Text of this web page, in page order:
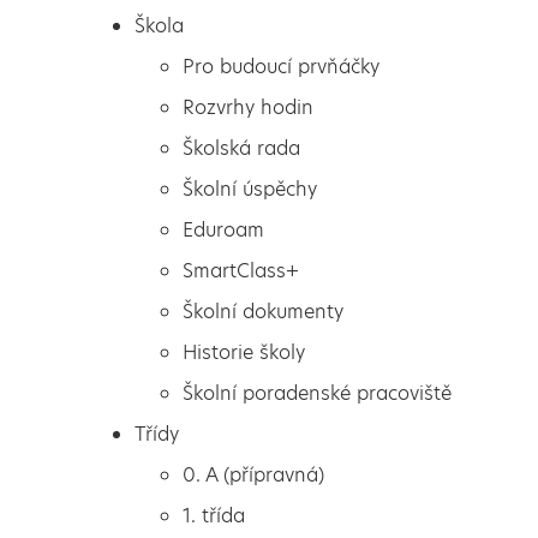
Pro budoucí prvňáčky
Rozvrhy hodin
Školská rada
Škola
Pro budoucí prvňáčky
Rozvrhy hodin
Školská rada
Školní úspěchy
Eduroam
SmartClass+
Školní dokumenty
Historie školy
Školní poradenské pracoviště
Třídy
0. A (přípravná)
1. třída
Přání k Velikonocům